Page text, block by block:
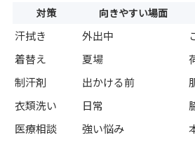
対策 向きやすい場面
汗拭き 外出中
着替え
夏場
制汗剤
出かける前
衣類洗い
日常
医療相談
強い悩み